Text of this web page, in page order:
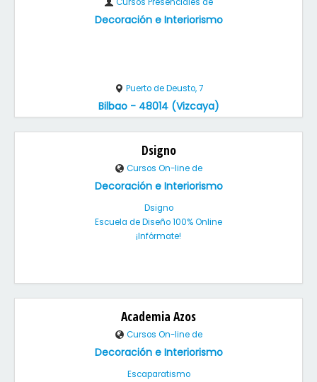
Decoración e Interiorismo
Puerto de Deusto, 7
Bilbao - 48014 (Vizcaya)
Dsigno
Cursos On-line de
Decoración e Interiorismo
Dsigno
Escuela de Diseño 100% Online
¡Infórmate!
Academia Azos
Cursos On-line de
Decoración e Interiorismo
Escaparatismo